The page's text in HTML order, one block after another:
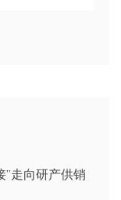
”走向研产供销